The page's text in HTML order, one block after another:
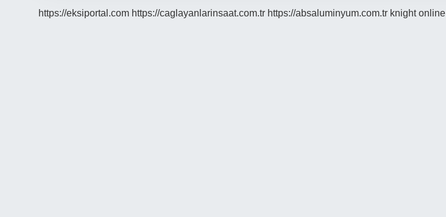
https://eksiportal.com https://caglayanlarinsaat.com.tr https://absaluminyum.com.tr knight online